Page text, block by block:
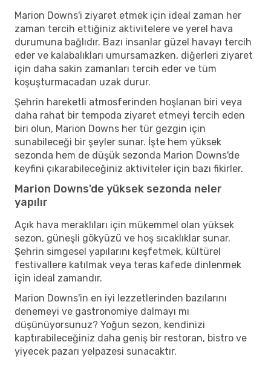
Marion Downs'i ziyaret etmek için ideal zaman her
zaman tercih ettiğiniz aktivitelere ve yerel hava
durumuna bağlıdır. Bazı insanlar güzel havayı tercih
eder ve kalabalıkları umursamazken, diğerleri ziyaret
için daha sakin zamanları tercih eder ve tüm
koşuşturmacadan uzak durur.
Şehrin hareketli atmosferinden hoşlanan biri veya
daha rahat bir tempoda ziyaret etmeyi tercih eden
biri olun, Marion Downs her tür gezgin için
sunabileceği bir şeyler sunar. İşte hem yüksek
sezonda hem de düşük sezonda Marion Downs'de
keyfini çıkarabileceğiniz aktiviteler için bazı fikirler.
Marion Downs'de yüksek sezonda neler
yapılır
Açık hava meraklıları için mükemmel olan yüksek
sezon, güneşli gökyüzü ve hoş sıcaklıklar sunar.
Şehrin simgesel yapılarını keşfetmek, kültürel
festivallere katılmak veya teras kafede dinlenmek
için ideal zamandır.
Marion Downs'in en iyi lezzetlerinden bazılarını
denemeyi ve gastronomiye dalmayı mı
düşünüyorsunuz? Yoğun sezon, kendinizi
kaptırabileceğiniz daha geniş bir restoran, bistro ve
yiyecek pazarı yelpazesi sunacaktır.